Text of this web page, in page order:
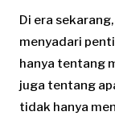
Di era
menyadari
hanya tentang
juga tentang
tidak hanya